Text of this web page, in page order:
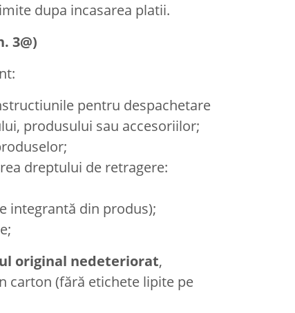
dupa incasarea platii.
3@)
pentru despachetare
produsului sau accesoriilor;
dreptului de retragere:
integrantă din produs);
original nedeteriorat,
carton (fără etichete lipite pe